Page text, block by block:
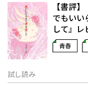
【書評
でもいい
して』
青春
試し読み